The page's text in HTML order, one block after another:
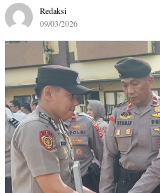
Redaksi
09/03/2026